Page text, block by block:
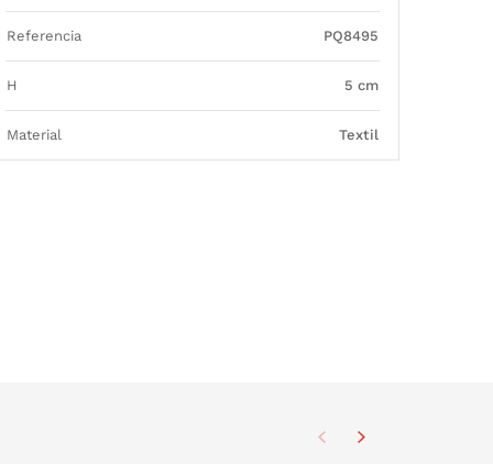
Referencia PQ8495
H 5 cm
Material Textil